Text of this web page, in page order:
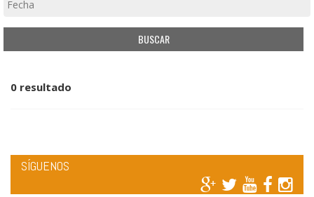
0 resultado
SÍGUENOS